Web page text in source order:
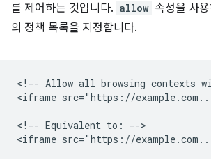
를 제어하는 것입니다. allow 속성을 사
의 정책 목록을 지정합니다.
<!-- Allow all browsing contexts
<iframe src="https://
<!-- Equivalent to: -->
<iframe src="https://